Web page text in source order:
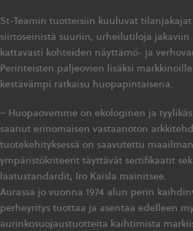
St-Teamin tuotteisiin kuuluvat
siirtoseinistä suuriin, urheilutiloja jakaviin
kattavasti kohteiden näyttämö- ja
Perinteisten paljeovien lisäksi
kestävämpi ratkaisu huopapintaisena.
– Huopaovemme on ekologinen ja
saanut erinomaisen vastaanoton
tuotekehityksessä on saavutettu
ympäristökriteerit täyttävät sertifikaatit
laatustandardit, Iro Kaisla mainitsee.
Aurassa jo vuonna 1974 alun perin
perheyritys tuottaa ja asentaa edelleen
aurinkosuojaustuotteita kaihtimista